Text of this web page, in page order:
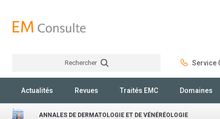
Rechercher Service
Actualités Revues Traités EMC Domaines
ANNALES DE DERMATOLOGIE ET DE VÉNÉRÉOLOGIE